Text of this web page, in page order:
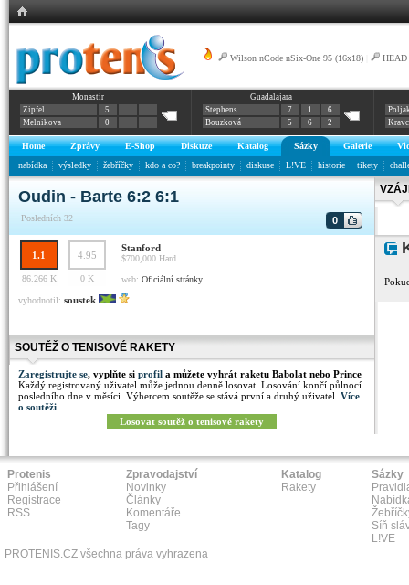
Wilson nCode nSix-One 95 (16x18) HEAD
Monastir
Zipfel
5
Melnikova
0
Guadalajara
Stephens
7 1
6
Bouzková
5 6 2
Home Zprávy E-Shop Diskuze Katalog Sázky Galerie
nabídka
výsledky žebříčky kdo a co? breakpointy diskuse L!VE historie tikety
Oudin - Barte 6:2 6:1
Posledních 32 0
1.1 4.95
Stanford
$700,000 Hard
86.266 K
0 K web: Oficiální stránky
vyhodnotil: soustek
SOUTĚŽ O TENISOVÉ RAKETY
Zaregistrujte se, vyplňte si profil a můžete vyhrát raketu Babolat nebo Prince
Každý registrovaný uživatel může jednou denně losovat. Losování končí půlnocí
posledního dne v měsíci. Výhercem soutěže se stává první a druhý uživatel. Více
o soutěži
Losovat soutěž o tenisové rakety
Protenis
Přihlášení
Registrace
RSS
Zpravodajství
Novinky
Články
Komentáře
Tagy
Katalog
Rakety
Sázky
Síň
L!VE
PROTENIS.CZ všechna práva vyhrazena